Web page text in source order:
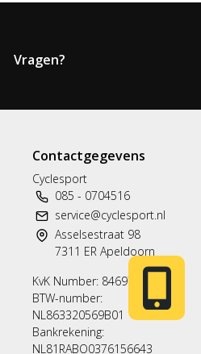
Vragen?
Contactgegevens
Cyclesport
085 - 0704516
service@cyclesport.nl
Asselsestraat 98
7311 ER Apeldoorn
KvK Number: 84697563
BTW-number:
NL863320569B01
Bankrekening:
NL81RABO0376156643
vraag?
contact met ons op.
Whatsapp
06 83 50 67 66